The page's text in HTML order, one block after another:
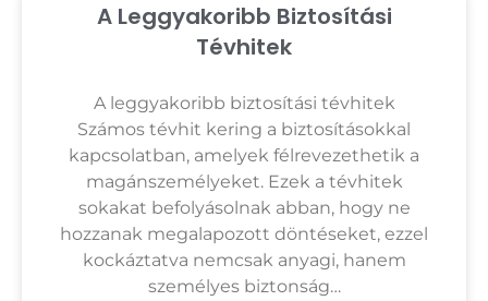
A Leggyakoribb Biztosítási
Tévhitek
A leggyakoribb biztosítási tévhitek
Számos tévhit kering a biztosításokkal
kapcsolatban, amelyek félrevezethetik a
magánszemélyeket. Ezek a tévhitek
sokakat befolyásolnak abban, hogy ne
hozzanak megalapozott döntéseket, ezzel
kockáztatva nemcsak anyagi, hanem
személyes biztonság…